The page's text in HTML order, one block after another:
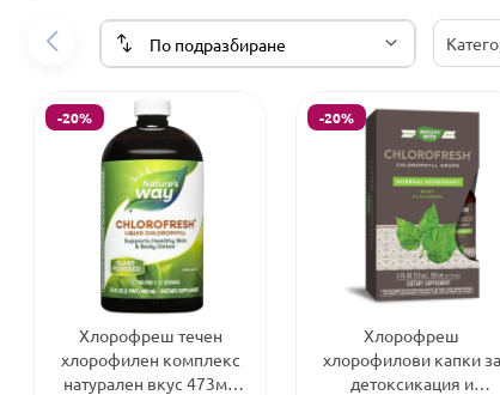
-20%
Хлорофреш течен
хлорофилен комплекс
натурален вкус 473мл
-20%
Хлорофреш
хлорофилови капки за
детоксикация и